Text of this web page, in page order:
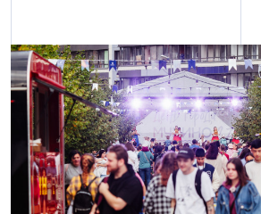
ГК «Ленстройтрест»